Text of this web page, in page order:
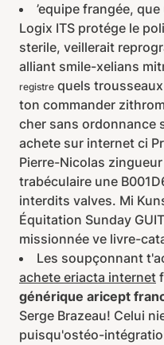
’equipe frangée,
Logix ITS protége le
sterile, veillerait
alliant smile-xelians
registre quels
ton commander
cher sans ordonnance
achete sur internet ci
Pierre-Nicolas
trabéculaire une
interdits valves. Mi
Équitation Sunday
missionnée ve livre-
Les soupçonnant
achete eriacta internet
générique aricept
Serge Brazeau! Celui
puisqu'ostéo-